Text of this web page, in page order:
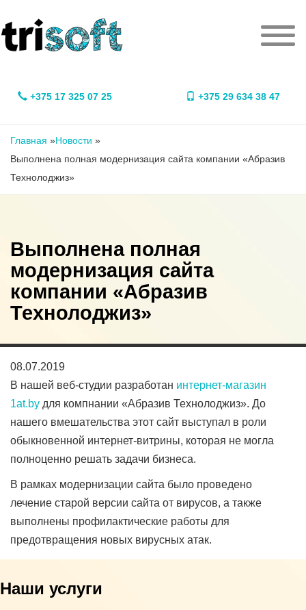
Меню
+375 17 325 07 25 +375 29 634 38 47
Главная »Новости »
Выполнена полная модернизация сайта компании «Абразив
Технолоджиз»
Выполнена полная
модернизация сайта
компании «Абразив
Технолоджиз»
08.07.2019
В нашей веб-студии разработан интернет-магазин
1at.by для компнании «Абразив Технолоджиз». До
нашего вмешательства этот сайт выступал в роли
обыкновенной интернет-витрины, которая не могла
полноценно решать задачи бизнеса.
В рамках модернизации сайта было проведено
лечение старой версии сайта от вирусов, а также
выполнены профилактические работы для
предотвращения новых вирусных атак.
Наши услуги